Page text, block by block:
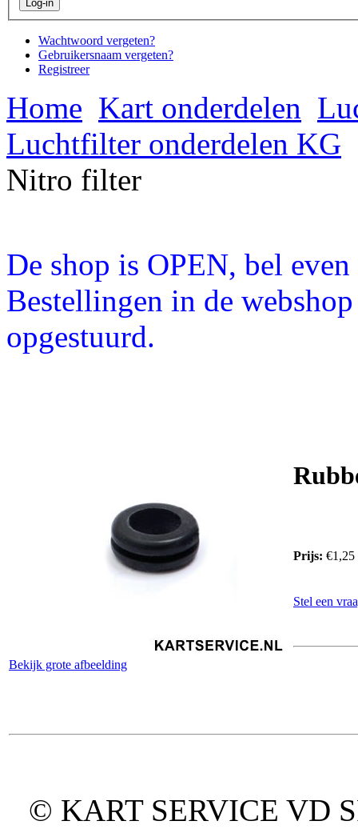
Wachtwoord vergeten?
Gebruikersnaam vergeten?
Registreer
Home Kart onderdelen
Luchtfilter onderdelen KG
Nitro filter
De shop is OPEN, bel
Bestellingen in de
opgestuurd.
Bekijk grote afbeelding
Prijs: €1,25
Stel een
© KART SERVICE VD